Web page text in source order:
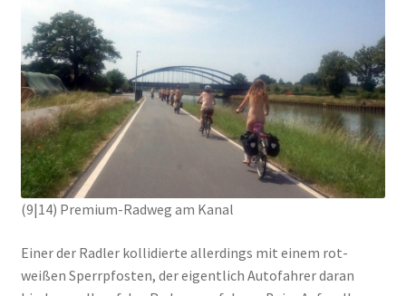
(9|14) Premium-Radweg am Kanal
Einer der Radler kollidierte allerdings mit einem rot-
weißen Sperrpfosten, der eigentlich Autofahrer daran